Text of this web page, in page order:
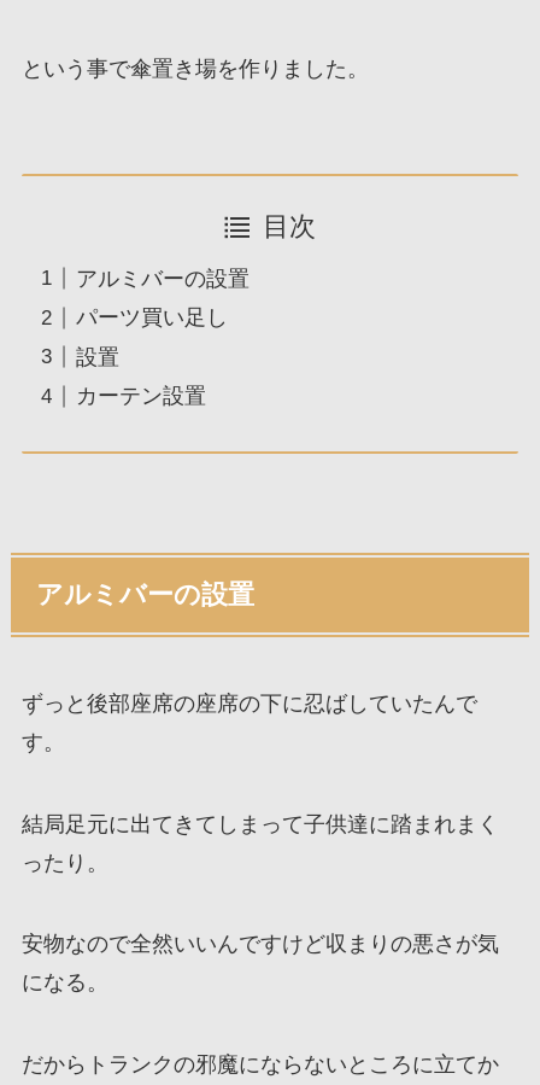
という事で傘置き場を作りました。
目次
アルミバーの設置
パーツ買い足し
設置
カーテン設置
アルミバーの設置
ずっと後部座席の座席の下に忍ばしていたんで
す。
結局足元に出てきてしまって子供達に踏まれまく
ったり。
安物なので全然いいんですけど収まりの悪さが気
になる。
だからトランクの邪魔にならないところに立てか